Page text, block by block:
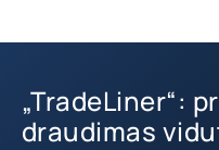
„TradeLiner“:
draudimas